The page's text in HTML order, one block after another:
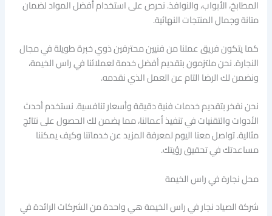
المطابخ، الأبواب، والنوافذ. نحرص على استخدام أفضل المواد لضمان
متانة وجمال المنتجات النهائية.
كما يتكون فريق عملنا من فنيين محترفين ذوي خبرة طويلة في مجال
النجارة. نحن ملتزمون بتقديم أفضل خدمة لعملائنا في راس الخيمة،
ونضمن لك الرضا التام عن العمل الذي نقدمه.
نحن نفخر بتقديم خدمات فنية دقيقة وأسعار تنافسية. نستخدم أحدث
الأدوات والتقنيات في تنفيذ أعمالنا، مما يضمن لك الحصول على نتائج
مثالية. تواصل معنا اليوم لمعرفة المزيد عن خدماتنا وكيف يمكننا
مساعدتك في تحقيق رؤيتك.
محل نجارة في راس الخيمة
شركة الصياد نجار في راس الخيمة هي واحدة من الشركات الرائدة في